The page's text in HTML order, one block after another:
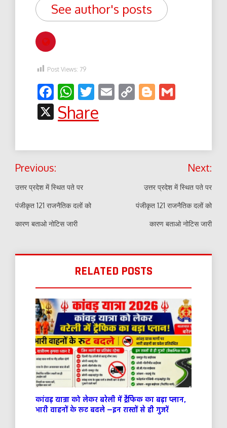
See author's posts
Post Views: 79
Facebook
WhatsApp
Twitter
EmailCopyBlogger
X
Share
Post
navigation
Previous:
उत्तर प्रदेश में स्थित पते पर
पंजीकृत 121 राजनैतिक दलों को
कारण बताओ नोटिस जारी
Next:
उत्तर प्रदेश में स्थित पते पर
पंजीकृत 121 राजनैतिक दलों को
कारण बताओ नोटिस जारी
RELATED POSTS
कांवड़ यात्रा को लेकर बरेली में ट्रैफिक का बड़ा प्लान,
भारी वाहनों के रूट बदले —इन रास्तों से ही गुजरें